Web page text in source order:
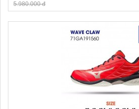
5.980.000 đ